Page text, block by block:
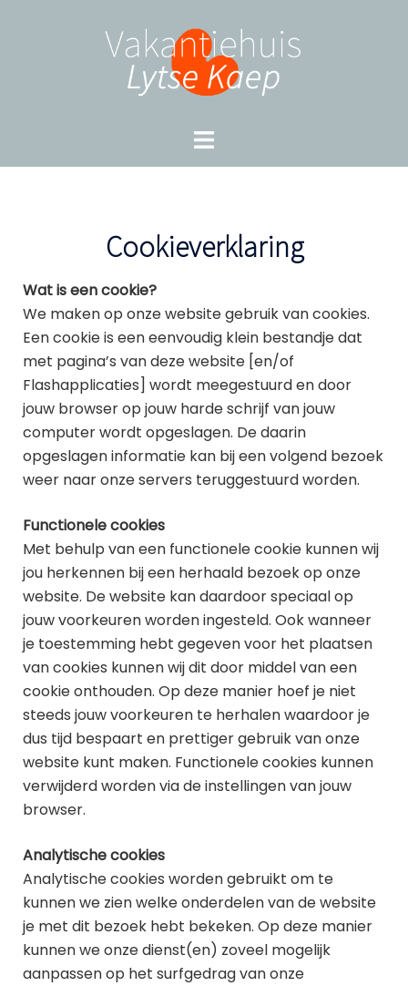
Toggle
Cookieverklaring
Wat is een cookie?
We maken op onze website gebruik van cookies.
Een cookie is een eenvoudig klein bestandje dat
met pagina’s van deze website [en/of
Flashapplicaties] wordt meegestuurd en door
jouw browser op jouw harde schrijf van jouw
computer wordt opgeslagen. De daarin
opgeslagen informatie kan bij een volgend bezoek
weer naar onze servers teruggestuurd worden.
Functionele cookies
Met behulp van een functionele cookie kunnen wij
jou herkennen bij een herhaald bezoek op onze
website. De website kan daardoor speciaal op
jouw voorkeuren worden ingesteld. Ook wanneer
je toestemming hebt gegeven voor het plaatsen
van cookies kunnen wij dit door middel van een
cookie onthouden. Op deze manier hoef je niet
steeds jouw voorkeuren te herhalen waardoor je
dus tijd bespaart en prettiger gebruik van onze
website kunt maken. Functionele cookies kunnen
verwijderd worden via de instellingen van jouw
browser.
Analytische cookies
Analytische cookies worden gebruikt om te
kunnen we zien welke onderdelen van de website
je met dit bezoek hebt bekeken. Op deze manier
kunnen we onze dienst(en) zoveel mogelijk
aanpassen op het surfgedrag van onze